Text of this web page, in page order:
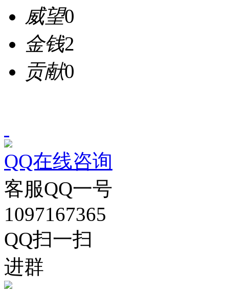
威望0
金钱2
贡献0
QQ在线咨询
客服QQ一号
1097167365
QQ扫一扫
进群